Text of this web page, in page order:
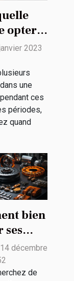
opter
2023
une
ces
périodes,
quand
bien
ses
décembre
de